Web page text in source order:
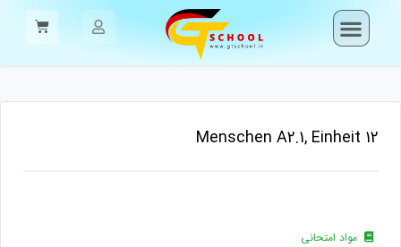
Menschen A2.1, Einheit 12
مواد امتحانی